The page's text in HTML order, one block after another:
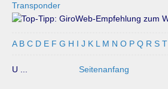
Transponder
A B C D E F G H I J K L M N O P Q R S T
U ... Seitenanfang